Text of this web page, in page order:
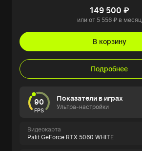
149 500 ₽
или от 5 556 ₽ в месяц
В корзину
Подробнее
90
FPS
Показатели в играх
Ультра-настройки
Видеокарта
Palit GeForce RTX 5060 WHITE